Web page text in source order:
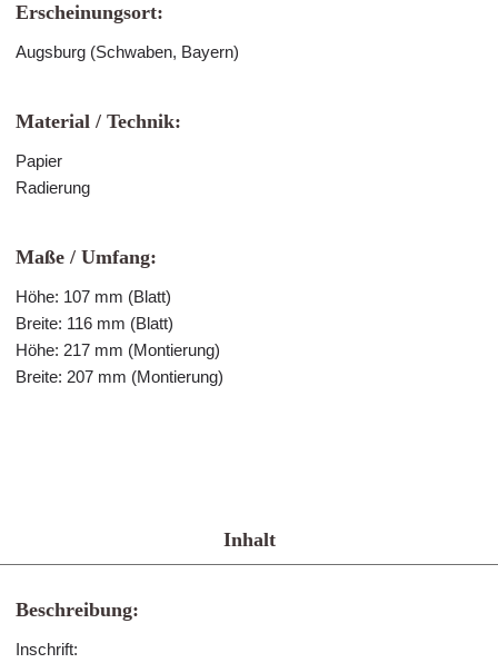
Erscheinungsort:
Augsburg (Schwaben, Bayern)
Material / Technik:
Papier
Radierung
Maße / Umfang:
Höhe: 107 mm (Blatt)
Breite: 116 mm (Blatt)
Höhe: 217 mm (Montierung)
Breite: 207 mm (Montierung)
Inhalt
Beschreibung:
Inschrift: